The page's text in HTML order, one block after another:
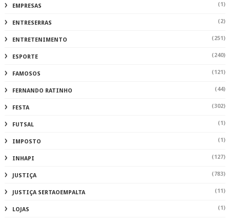
EMPRESAS (1)
ENTRESERRAS (2)
ENTRETENIMENTO (251)
ESPORTE (240)
FAMOSOS (121)
FERNANDO RATINHO (44)
FESTA (302)
FUTSAL (1)
IMPOSTO (1)
INHAPI (127)
JUSTIÇA (783)
JUSTIÇA SERTAOEMPALTA (11)
LOJAS (1)